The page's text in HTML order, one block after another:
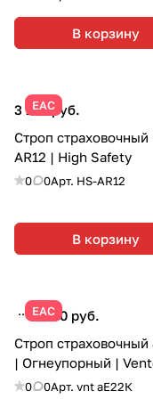
В корзину
ЕАС
3 180 руб.
Строп страховочный
AR12 | High Safety
0 0Арт. HS-AR12
В корзину
ЕАС
8 580 руб.
Строп
| Огнеупорный |
0 0Арт. vnt aE22К